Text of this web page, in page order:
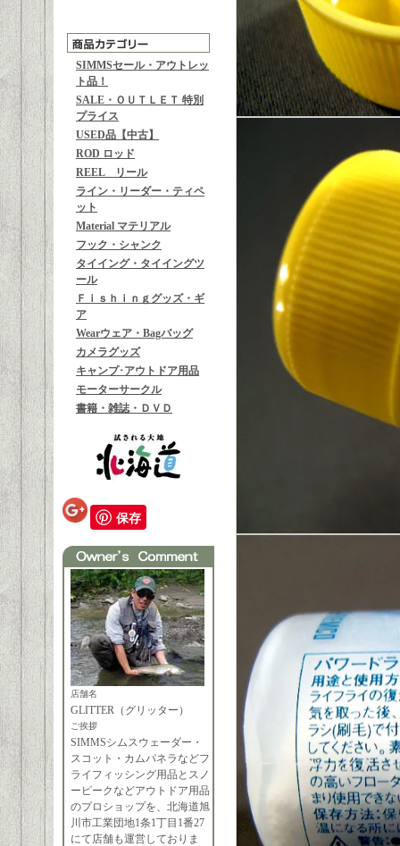
SIMMSセール・アウトレッ
ト品！
SALE・ＯＵＴＬＥＴ 特別
プライス
USED品【中古】
ROD ロッド
REEL リール
ライン・リーダー・ティペ
ット
Material マテリアル
フック・シャンク
タイイング・タイイングツ
ール
Ｆｉｓｈｉｎｇグッズ・ギ
ア
Wearウェア・Bagバッグ
カメラグッズ
キャンプ･アウトドア用品
モーターサークル
書籍・雑誌・ＤＶＤ
保存
店舗名
GLITTER（グリッター）
ご挨拶
SIMMSシムスウェーダー・
スコット・カムパネラなどフ
ライフィッシング用品とスノ
ーピークなどアウトドア用品
のプロショップを、北海道旭
川市工業団地1条1丁目1番27
にて店舗も運営しておりま